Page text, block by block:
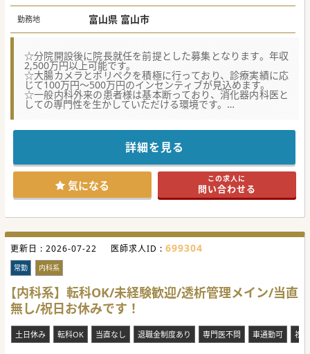
勤務地 富山県 富山市
☆分院開設後に院長就任を前提とした募集となります。年収
2,500万円以上可能です。
☆大腸カメラとポリペクを積極に行っており、診療実績に応
じて100万円～500万円のインセンティブが見込めます。
☆一般内科外来の患者様は基本断っており、消化器内科医と
しての専門性を生かしていただける環境です。
■2027年～2028年中を目標に高岡駅もしくは新高岡駅周辺
に分院の展開を目指しており、その分院長の募集です。
■院長は35歳で開業されていることもあり、消化器内視鏡専
門医をご取得直後の先生もご応募いただけます。
■法人のコンセプトとして、大腸カメラとポリペクを積極的
に行っておりますので、ご共感いただける先生を歓迎してお
ります。
■外来は一般内科外来の患者様は基本断っておりますので、
消化器専門外来のみとなり、専門性を活かした診療をお願い
します。
■内視鏡は本院は2列で上限を設けた完全予約制を導入し、
鎮静をかけた上部下部同時の内視鏡検査も行っております。
■分院開設までは本院での勤務となります。外来1診察、内
視鏡2列の体制となり、分院でも同様の体制を想定しており
ます。
【具体的な医療機関情報】
■2021年に富山駅から徒歩3分という好立地で開院しまし
た。大腸カメラとポリペクの実施件数ではエリア内最多を誇
ります。
■院長も子育て世代のため、ホワイトでサステナブルな職場
詳細を見る
気になる この求人に
問い合わせる
更新日 : 2026-07-22 医師求人ID : 699304
常勤 内科系
【内科系】転科OK/未経験歓迎/透析管理メイン/当直
無し/祝日お休みです！
土日休み 転科OK 当直なし 退職金制度あり 専門医不問 車通勤可 祝